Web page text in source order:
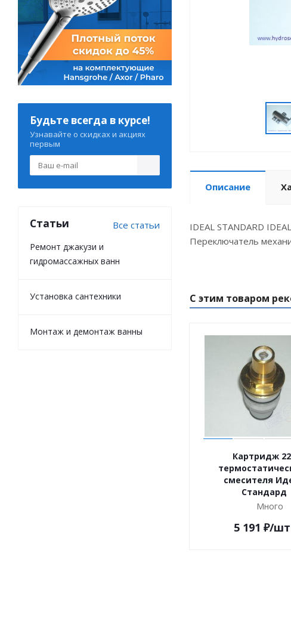
Описание
IDEAL STANDARD
Переключатель
С этим товаром
Картридж
смесителя
Стандард
Много
5 191 ₽/шт
Будьте всегда в курсе!
Узнавайте о скидках и акциях
первым
Статьи Все статьи
Ремонт джакузи и
гидромассажных ванн
Установка сантехники
Монтаж и демонтаж ванны